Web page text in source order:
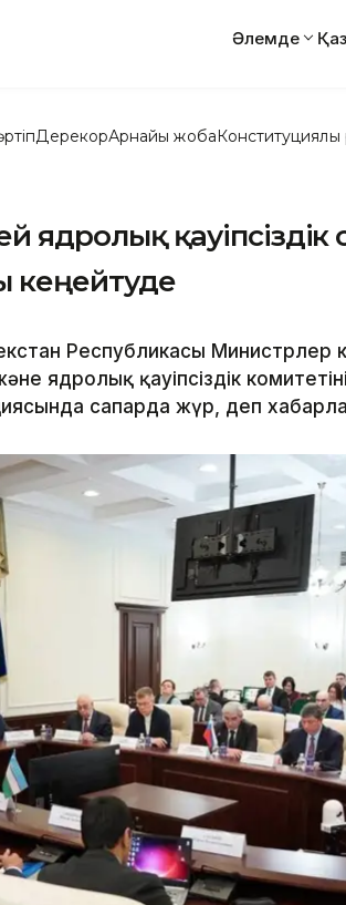
Әлемде
ДерекқорАрнайы жоба
ядролық
кеңейтуде
Республикасы Министрлер
ядролық қауіпсіздік
сапарда жүр, деп